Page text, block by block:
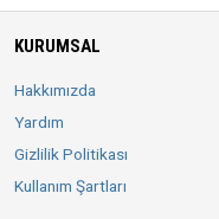
KURUMSAL
Hakkımızda
Yardım
Gizlilik Politikası
Kullanım Şartları